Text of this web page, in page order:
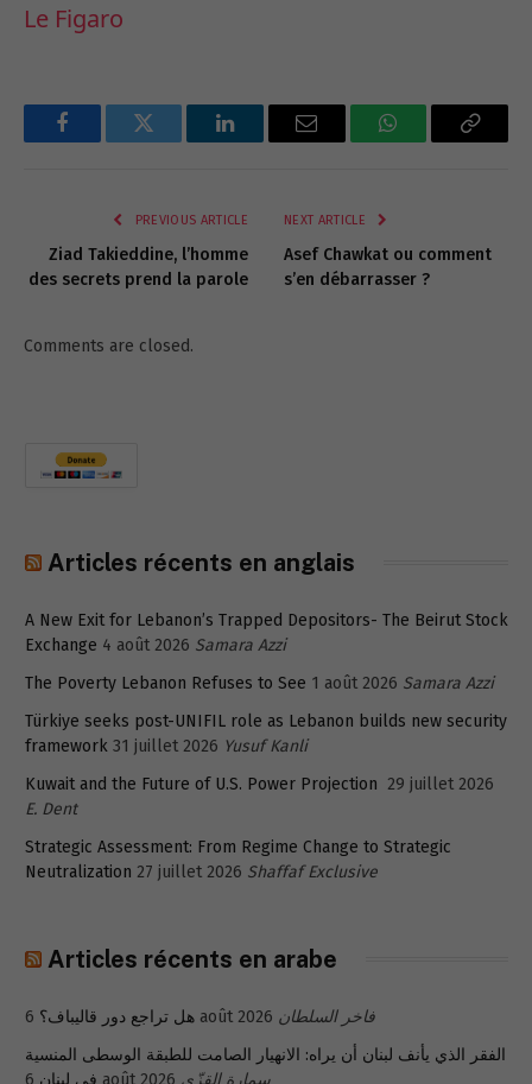
Le Figaro
FacebookTwitter LinkedInEmail WhatsAppCopy
PREVIOUS ARTICLE
Ziad Takieddine, l’homme
des secrets prend la parole
NEXT ARTICLE
Asef Chawkat ou comment
s’en débarrasser ?
Comments are closed.
Articles récents en anglais
A New Exit for Lebanon’s Trapped Depositors- The Beirut Stock
Exchange 4 août 2026 Samara Azzi
The Poverty Lebanon Refuses to See 1 août 2026 Samara Azzi
Türkiye seeks post-UNIFIL role as Lebanon builds new security
framework 31 juillet 2026 Yusuf Kanli
Kuwait and the Future of U.S. Power Projection 29 juillet 2026
E. Dent
Strategic Assessment: From Regime Change to Strategic
Neutralization 27 juillet 2026 Shaffaf Exclusive
Articles récents en arabe
هل تراجع دور قاليباف؟ 6 août 2026 فاخر السلطان
الفقر الذي يأنف لبنان أن يراه: الانهيار الصامت للطبقة الوسطى المنسية
في لبنان 6 août 2026 سمارة القزّي